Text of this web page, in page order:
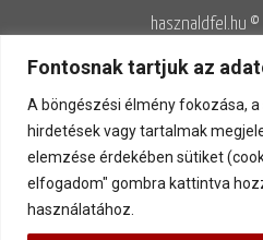
Fontosnak tartjuk az
A böngészési élmény fokozása,
hirdetések vagy tartalmak
elemzése érdekében sütiket
elfogadom" gombra kattintva
használatához.
hasznaldfel.hu
Írásaim szerzői jogi védelem alatt
Adatvédelmi szabályzatnak
Adatvédelem◊Adatkezelés◊